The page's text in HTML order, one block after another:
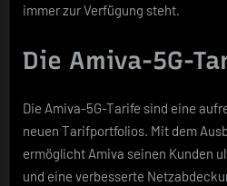
immer zur Verfügung steht.
Die Amiva-5G-
Die Amiva-5G-Tarife sind eine
neuen Tarifportfolios. Mit dem
ermöglicht Amiva seinen Kunden
und eine verbesserte